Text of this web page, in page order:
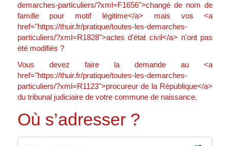
demarches-particuliers/?xml=F1656">changé de nom de
famille pour motif légitime</a> mais vos <a
href="https://thuir.fr/pratique/toutes-les-demarches-
particuliers/?xml=R1828">actes d'état civil</a> n'ont pas
été modifiés ?
Vous devez faire la demande au <a
href="https://thuir.fr/pratique/toutes-les-demarches-
particuliers/?xml=R1123">procureur de la République</a>
du tribunal judiciaire de votre commune de naissance.
Où s’adresser ?